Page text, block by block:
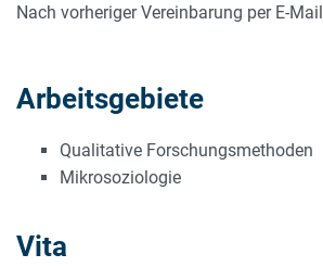
Nach vorheriger Vereinbarung per E-Mail
Arbeitsgebiete
Qualitative Forschungsmethoden
Mikrosoziologie
Vita